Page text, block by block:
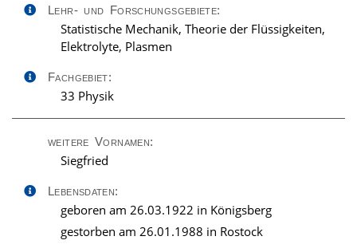
Lehr- und Forschungsgebiete:
Statistische Mechanik, Theorie der Flüssigkeiten,
Elektrolyte, Plasmen
Fachgebiet:
33 Physik
weitere Vornamen:
Siegfried
Lebensdaten:
geboren am 26.03.1922 in Königsberg
gestorben am 26.01.1988 in Rostock